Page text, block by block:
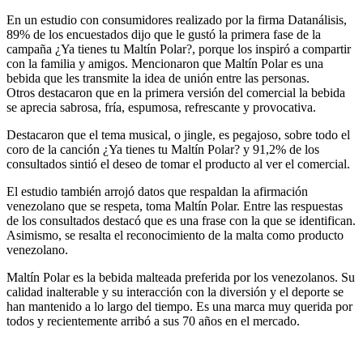
En un estudio con consumidores realizado por la firma Datanálisis,
89% de los encuestados dijo que le gustó la primera fase de la
campaña ¿Ya tienes tu Maltín Polar?, porque los inspiró a compartir
con la familia y amigos. Mencionaron que Maltín Polar es una
bebida que les transmite la idea de unión entre las personas.
Otros destacaron que en la primera versión del comercial la bebida
se aprecia sabrosa, fría, espumosa, refrescante y provocativa.
Destacaron que el tema musical, o jingle, es pegajoso, sobre todo el
coro de la canción ¿Ya tienes tu Maltín Polar? y 91,2% de los
consultados sintió el deseo de tomar el producto al ver el comercial.
El estudio también arrojó datos que respaldan la afirmación
venezolano que se respeta, toma Maltín Polar. Entre las respuestas
de los consultados destacó que es una frase con la que se identifican.
Asimismo, se resalta el reconocimiento de la malta como producto
venezolano.
Maltín Polar es la bebida malteada preferida por los venezolanos. Su
calidad inalterable y su interacción con la diversión y el deporte se
han mantenido a lo largo del tiempo. Es una marca muy querida por
todos y recientemente arribó a sus 70 años en el mercado.